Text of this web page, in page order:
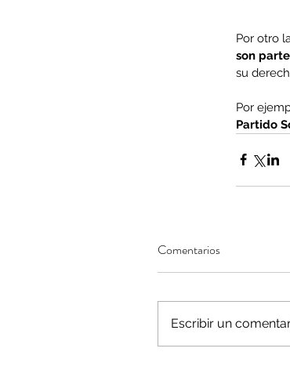
Por otro
son
su
Por
Partido
Comentarios
Escribir un